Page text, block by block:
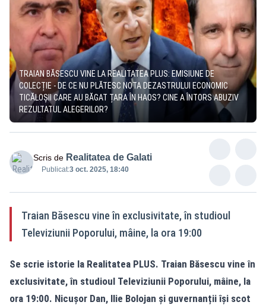
TRAIAN BĂSESCU VINE LA REALITATEA PLUS: EMISIUNE DE
COLECȚIE - DE CE NU PLĂTESC NOTA DEZASTRULUI ECONOMIC
TICĂLOȘII CARE AU BĂGAT ȚARA ÎN HAOS? CINE A ÎNTORS ABUZIV
REZULTATUL ALEGERILOR?
Scris de Realitatea de Galati
Publicat:3 oct. 2025, 18:40
Traian Băsescu vine în exclusivitate, în studioul
Televiziunii Poporului, mâine, la ora 19:00
Se scrie istorie la Realitatea PLUS. Traian Băsescu vine în
exclusivitate, în studioul Televiziunii Poporului, mâine, la
ora 19:00. Nicușor Dan, Ilie Bolojan și guvernanții își scot